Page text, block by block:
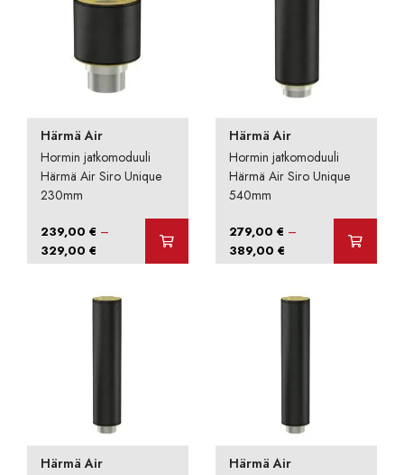
Härmä Air
Hormin jatkomoduuli
Härmä Air Siro Unique
230mm
239,00€ –
329,00€
239,00 €
329,00 €
Härmä Air
Hormin jatkomoduuli
Härmä Air Siro Unique
540mm
279,00€ –
389,00€
279,00 €
389,00 €
Härmä Air
Härmä Air